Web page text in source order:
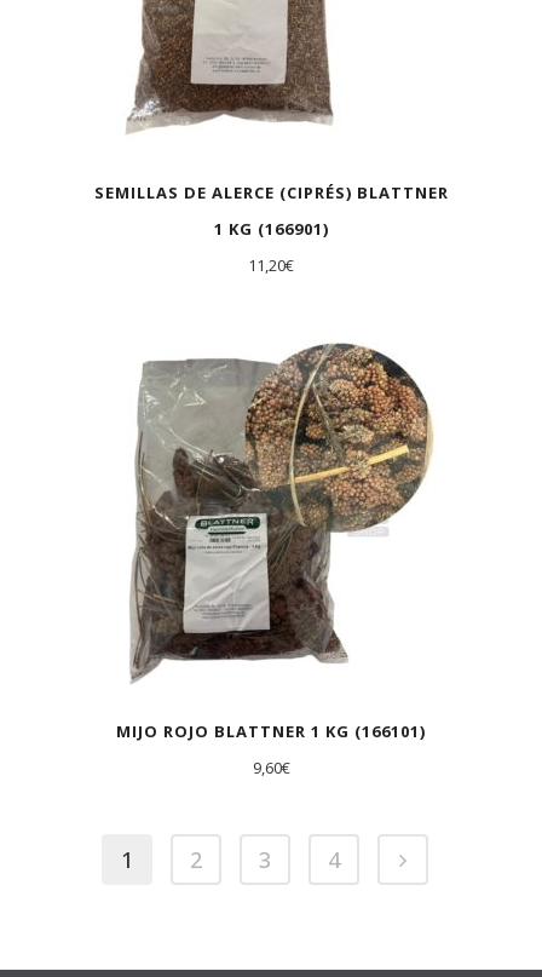
SEMILLAS DE ALERCE (CIPRÉS) BLATTNER
1 KG (166901)
11,20€
MIJO ROJO BLATTNER 1 KG (166101)
9,60€
1 2 3 4